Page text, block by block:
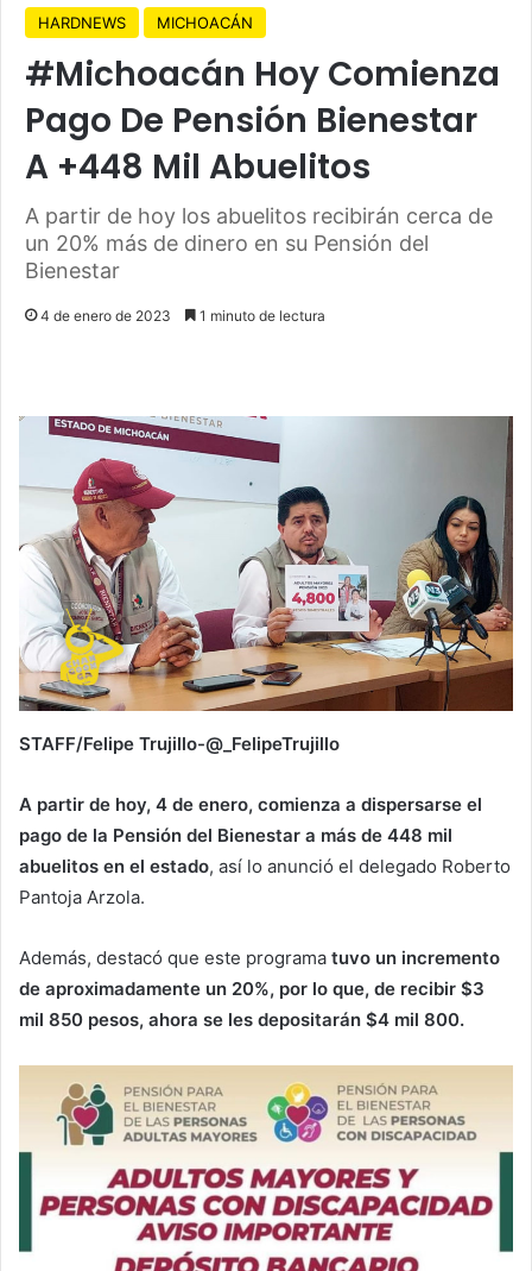
HARDNEWS MICHOACÁN
#Michoacán Hoy Comienza
Pago De Pensión Bienestar
A +448 Mil Abuelitos
A partir de hoy los abuelitos recibirán cerca de
un 20% más de dinero en su Pensión del
Bienestar
4 de enero de 2023 1 minuto de lectura
STAFF/Felipe Trujillo-@_FelipeTrujillo
A partir de hoy, 4 de enero, comienza a dispersarse el
pago de la Pensión del Bienestar a más de 448 mil
abuelitos en el estado, así lo anunció el delegado Roberto
Pantoja Arzola.
Además, destacó que este programa tuvo un incremento
de aproximadamente un 20%, por lo que, de recibir $3
mil 850 pesos, ahora se les depositarán $4 mil 800.